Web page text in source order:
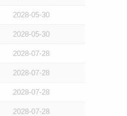
2028-05-30
2028-05-30
2028-07-28
2028-07-28
2028-07-28
2028-07-28